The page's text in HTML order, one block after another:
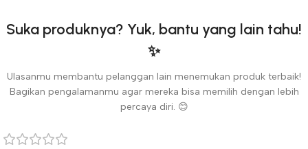
Suka produknya? Yuk, bantu yang lain tahu!
✨
Ulasanmu membantu pelanggan lain menemukan produk terbaik!
Bagikan pengalamanmu agar mereka bisa memilih dengan lebih
percaya diri. 😊